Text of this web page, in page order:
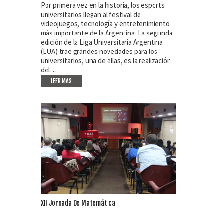
Por primera vez en la historia, los esports
universitarios llegan al festival de
videojuegos, tecnología y entretenimiento
más importante de la Argentina. La segunda
edición de la Liga Universitaria Argentina
(LUA) trae grandes novedades para los
universitarios, una de ellas, es la realización
del…
LEER MAS
XII Jornada De Matemática